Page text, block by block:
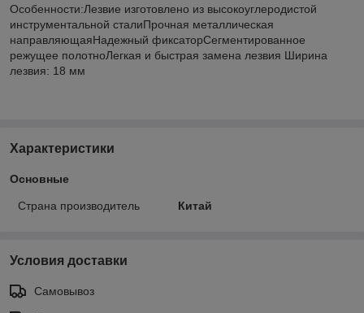
Особенности:Лезвие изготовлено из высокоуглеродистой
инструментальной сталиПрочная металлическая
направляющаяНадежный фиксаторСегментированное
режущее полотноЛегкая и быстрая замена лезвия Ширина
лезвия: 18 мм
Характеристики
Основные
Страна производитель Китай
Условия доставки
Самовывоз